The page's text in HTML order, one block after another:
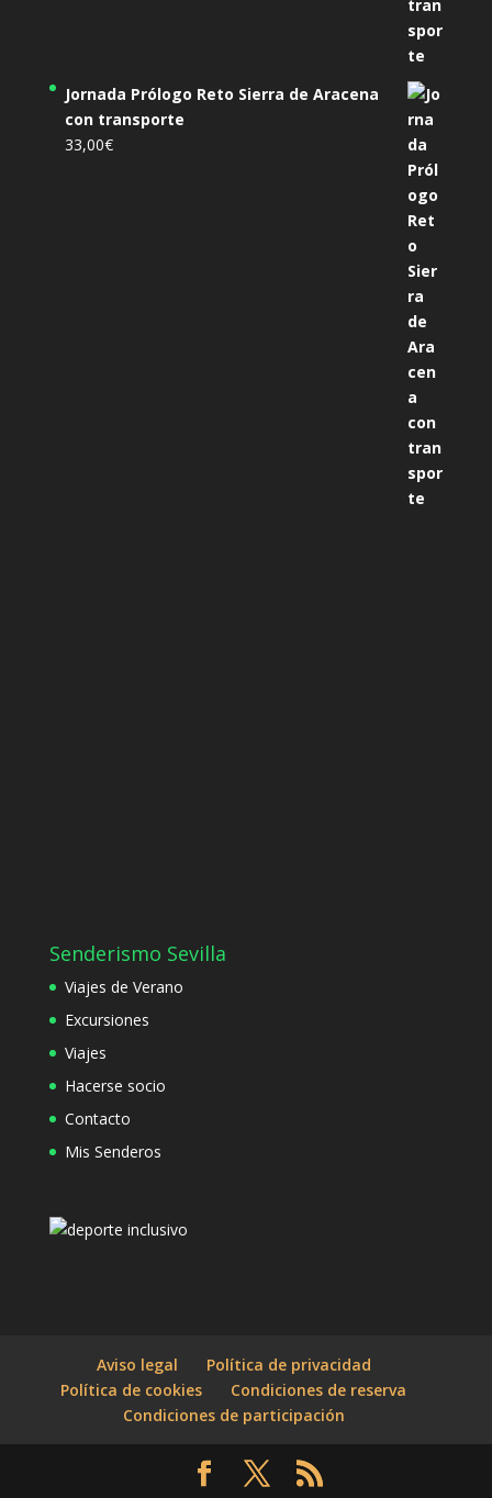
Jornada Prólogo Reto Sierra de Aracena
con transporte
33,00€
Senderismo Sevilla
Viajes de Verano
Excursiones
Viajes
Hacerse socio
Contacto
Mis Senderos
Aviso legal
Política de privacidad
Política de cookies
Condiciones de reserva
Condiciones de participación